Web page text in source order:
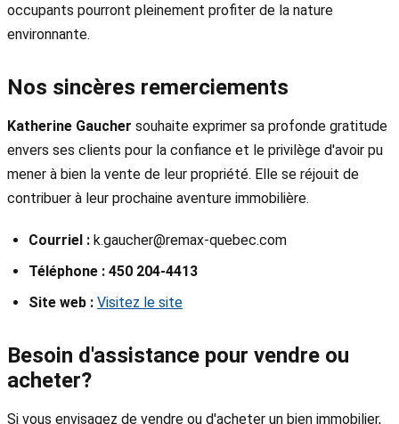
occupants pourront pleinement profiter de la nature
environnante.
Nos sincères remerciements
Katherine Gaucher souhaite exprimer sa profonde gratitude
envers ses clients pour la confiance et le privilège d'avoir pu
mener à bien la vente de leur propriété. Elle se réjouit de
contribuer à leur prochaine aventure immobilière.
Courriel : k.gaucher@remax-quebec.com
Téléphone : 450 204-4413
Site web : Visitez le site
Besoin d'assistance pour vendre ou
acheter?
Si vous envisagez de vendre ou d'acheter un bien immobilier,